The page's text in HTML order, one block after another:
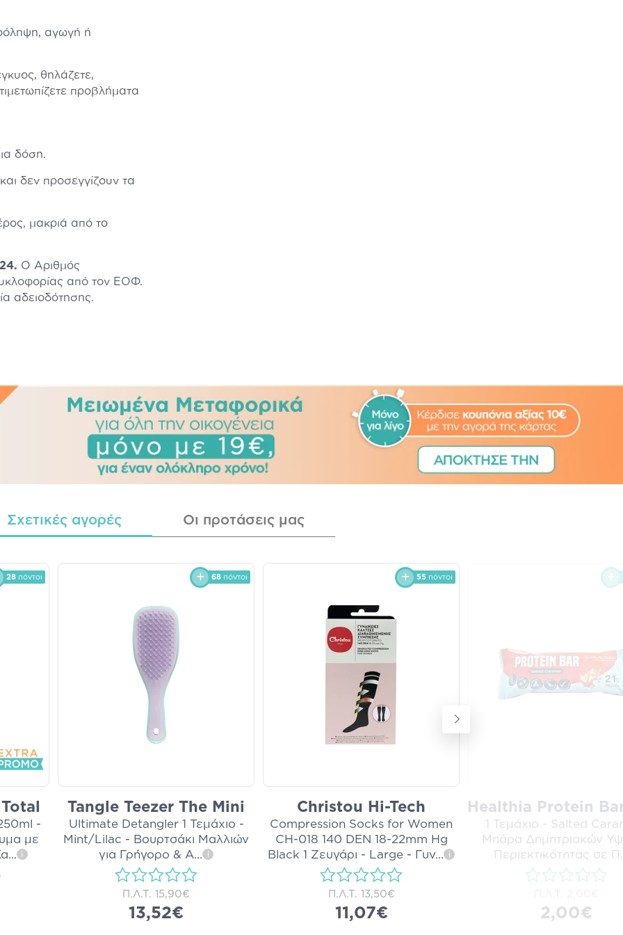
αγωγή ή
θηλάζετε,
προβλήματα
δόση.
δεν προσεγγίζουν τα
μακριά από το
Ο Αριθμός
από τον ΕΟΦ.
αδειοδότησης.
Σχετικές αγορές Οι προτάσεις μας
28 πόντοι
-
με
... i
68 πόντοι
Tangle Teezer The Mini
Ultimate Detangler 1 Τεμάχιο -
Mint/Lilac - Βουρτσάκι Μαλλιών
για Γρήγορο & Α... i
Π.Λ.Τ. 15,90€
13,52€
55 πόντοι
Christou Hi-Tech
Compression Socks for Women
CH-018 140 DEN 18-22mm Hg
Black 1 Ζευγάρι - Large - Γυν... i
Π.Λ.Τ. 13,50€
11,07€
Healthia Protein
1 Τεμάχιο - Salted
Μπάρα Δημητριακών
Περιεκτικότητας σε Π
2,00€